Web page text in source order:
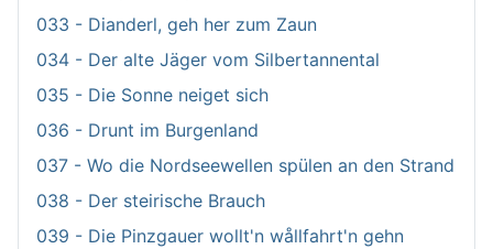
033 - Dianderl, geh her zum Zaun
034 - Der alte Jäger vom Silbertannental
035 - Die Sonne neiget sich
036 - Drunt im Burgenland
037 - Wo die Nordseewellen spülen an den Strand
038 - Der steirische Brauch
039 - Die Pinzgauer wollt'n wållfahrt'n gehn